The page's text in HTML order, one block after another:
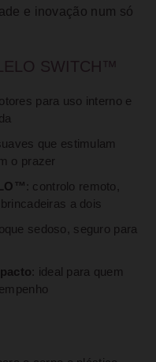
e inovação num só
SWITCH™
para uso interno e
que estimulam
o prazer
: controlo remoto,
a dois
sedoso, seguro para
: ideal para quem